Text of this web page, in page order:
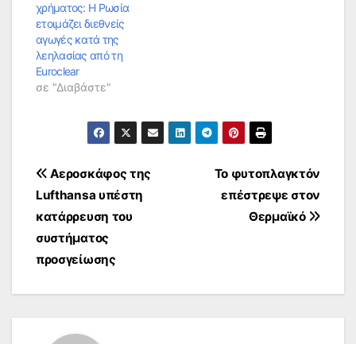
χρήματος: Η Ρωσία
ετοιμάζει διεθνείς
αγωγές κατά της
λεηλασίας από τη
Euroclear
σε "Διαβάστε"
Πλοήγηση
άρθρων
Το φυτοπλαγκτόν
επέστρεψε στον
Θερμαϊκό
Αεροσκάφος της
Lufthansa υπέστη
κατάρρευση του
συστήματος
προσγείωσης